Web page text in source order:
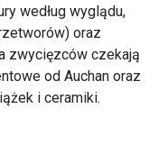
według wyglądu,
ów) oraz
zwycięzców czekają
od Auchan oraz
i ceramiki.